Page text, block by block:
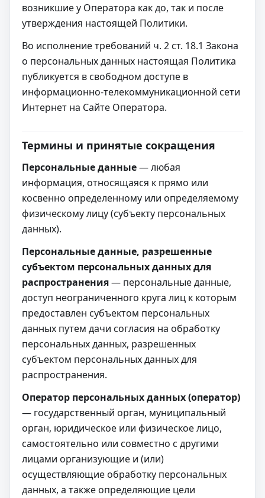
возникшие у Оператора как до, так и после
утверждения настоящей Политики.
Во исполнение требований ч. 2 ст. 18.1 Закона
о персональных данных настоящая Политика
публикуется в свободном доступе в
информационно-телекоммуникационной сети
Интернет на Сайте Оператора.
Термины и принятые сокращения
Персональные данные— любая
информация, относящаяся к прямо или
косвенно определенному или определяемому
физическому лицу (субъекту персональных
данных).
Персональные данные, разрешенные
субъектом персональных данных для
распространения— персональные данные,
доступ неограниченного круга лиц к которым
предоставлен субъектом персональных
данных путем дачи согласия на обработку
персональных данных, разрешенных
субъектом персональных данных для
распространения.
Оператор персональных данных (оператор)
— государственный орган, муниципальный
орган, юридическое или физическое лицо,
самостоятельно или совместно с другими
лицами организующие и (или)
осуществляющие обработку персональных
данных, а также определяющие цели